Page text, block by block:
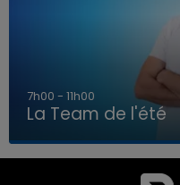
LA TEAM DE
7h00 - 11h00
La Team de l'été